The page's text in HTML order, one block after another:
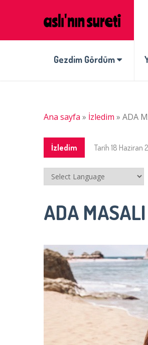
Gezdim Gördüm
Ana sayfa » İzledim » ADA
İzledim Tarih 18 Haziran
ADA